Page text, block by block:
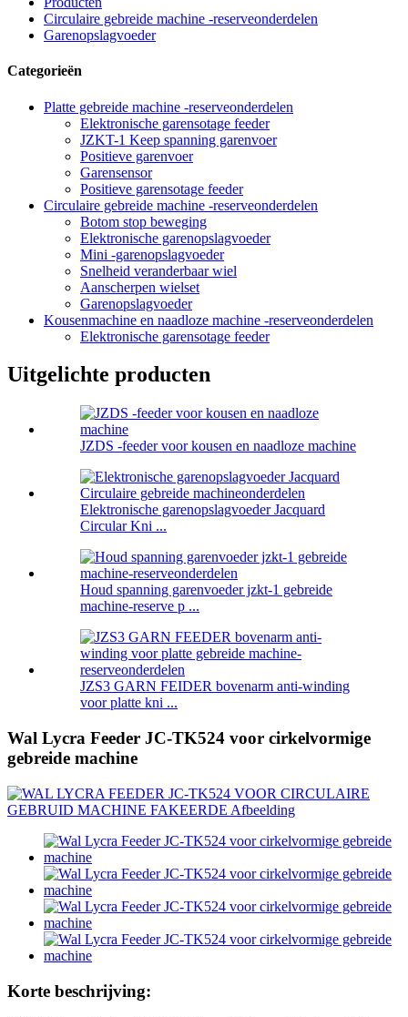
Circulaire gebreide machine -reserveonderdelen
Garenopslagvoeder
Categorieën
Platte gebreide machine -reserveonderdelen
Elektronische garensotage feeder
JZKT-1 Keep spanning garenvoer
Positieve garenvoer
Garensensor
Positieve garensotage feeder
Circulaire gebreide machine -reserveonderdelen
Botom stop beweging
Elektronische garenopslagvoeder
Mini -garenopslagvoeder
Snelheid veranderbaar wiel
Aanscherpen wielset
Garenopslagvoeder
Kousenmachine en naadloze machine -reserveonderdelen
Elektronische garensotage feeder
Uitgelichte producten
JZDS -feeder voor kousen en naadloze machine
Elektronische garenopslagvoeder Jacquard
Circular Kni ...
Houd spanning garenvoeder jzkt-1 gebreide
machine-reserve p ...
JZS3 GARN FEIDER bovenarm anti-winding
voor platte kni ...
Wal Lycra Feeder JC-TK524 voor cirkelvormige
gebreide machine
Korte beschrijving: